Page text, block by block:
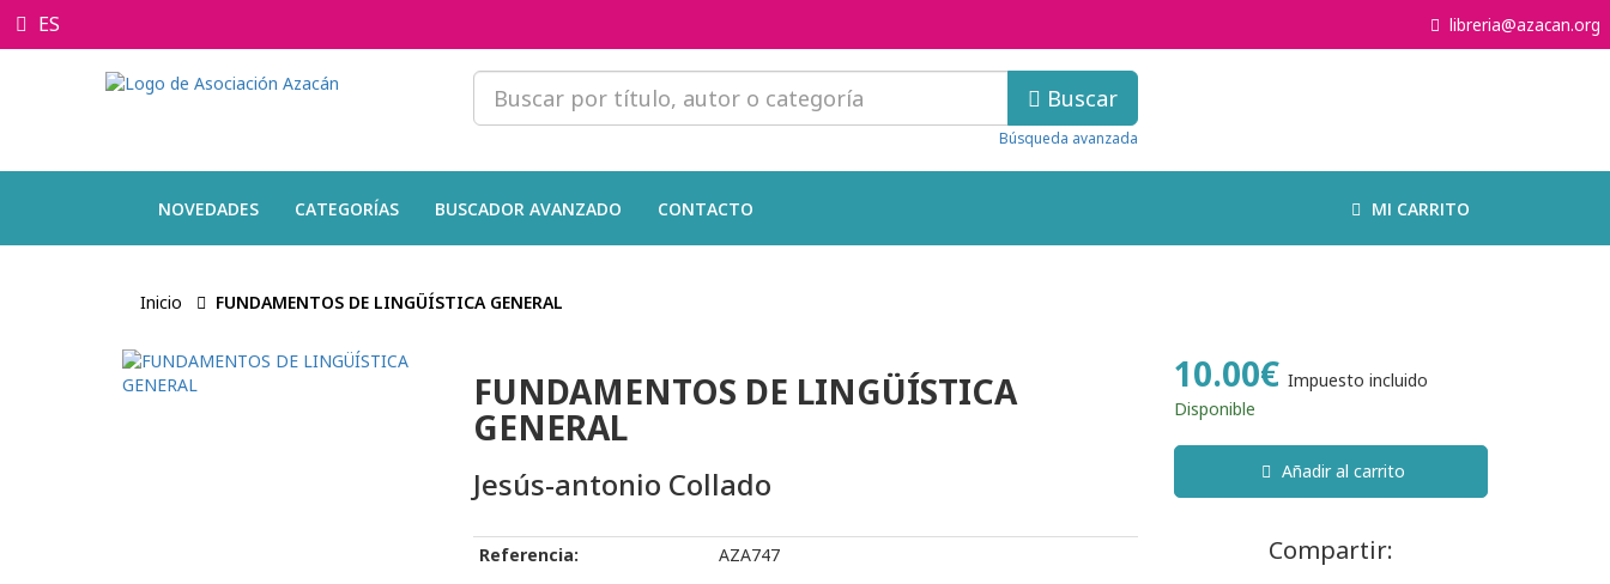
ES libreria@azacan.org
Buscar
Búsqueda avanzada
NOVEDADES CATEGORÍAS BUSCADOR AVANZADO CONTACTO MI CARRITO
Inicio FUNDAMENTOS DE LINGÜÍSTICA GENERAL
FUNDAMENTOS DE LINGÜÍSTICA
GENERAL
Jesús-antonio Collado
Referencia: AZA747
10.00€ Impuesto incluido
Disponible
Añadir al carrito
Compartir: